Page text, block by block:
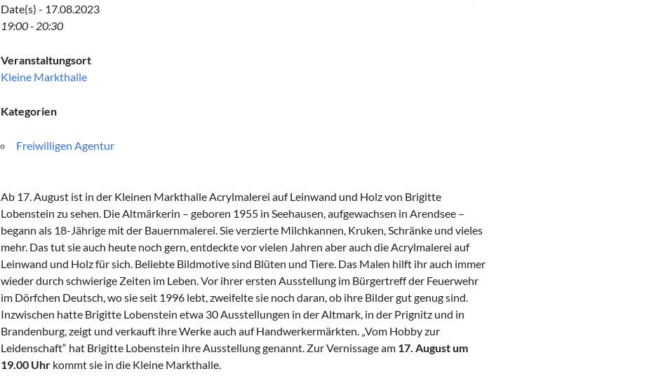
Date(s) - 17.08.2023
19:00 - 20:30
Veranstaltungsort
Kleine Markthalle
Kategorien
Freiwilligen Agentur
Ab 17. August ist in der Kleinen Markthalle Acrylmalerei auf Leinwand und Holz von Brigitte
Lobenstein zu sehen. Die Altmärkerin – geboren 1955 in Seehausen, aufgewachsen in Arendsee –
begann als 18-Jährige mit der Bauernmalerei. Sie verzierte Milchkannen, Kruken, Schränke und vieles
mehr. Das tut sie auch heute noch gern, entdeckte vor vielen Jahren aber auch die Acrylmalerei auf
Leinwand und Holz für sich. Beliebte Bildmotive sind Blüten und Tiere. Das Malen hilft ihr auch immer
wieder durch schwierige Zeiten im Leben. Vor ihrer ersten Ausstellung im Bürgertreff der Feuerwehr
im Dörfchen Deutsch, wo sie seit 1996 lebt, zweifelte sie noch daran, ob ihre Bilder gut genug sind.
Inzwischen hatte Brigitte Lobenstein etwa 30 Ausstellungen in der Altmark, in der Prignitz und in
Brandenburg, zeigt und verkauft ihre Werke auch auf Handwerkermärkten. „Vom Hobby zur
Leidenschaft“ hat Brigitte Lobenstein ihre Ausstellung genannt. Zur Vernissage am 17. August um
19.00 Uhrkommt sie in die Kleine Markthalle.